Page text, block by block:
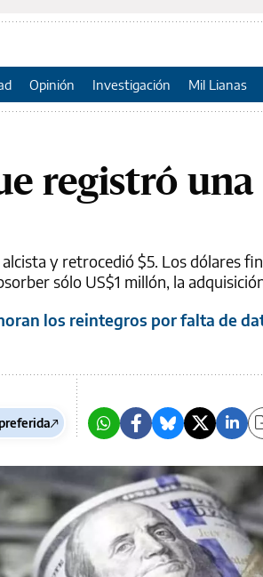
Opinión Investigación Mil Lianas
registró
y retrocedió $5. Los dólares
sólo US$1 millón, la
los reintegros por falta de